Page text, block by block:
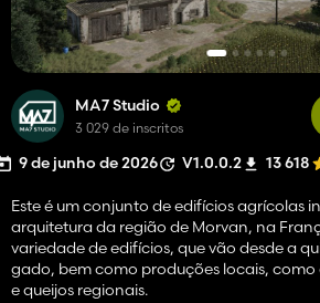
MA7 Studio
3 029 de inscritos
9 de junho de 2026 V1.0.0.2 13 618
Este é um conjunto de edifícios agrícolas
arquitetura da região de Morvan, na
variedade de edifícios, que vão desde a
gado, bem como produções locais,
e queijos regionais.